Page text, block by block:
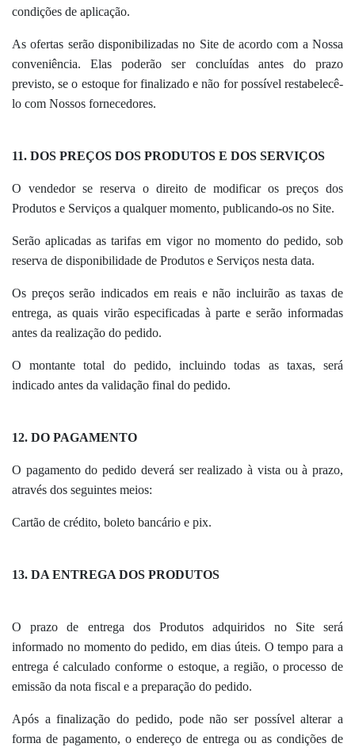
condições de aplicação.
As ofertas serão disponibilizadas no Site de acordo com a Nossa
conveniência. Elas poderão ser concluídas antes do prazo
previsto, se o estoque for finalizado e não for possível restabelecê-
lo com Nossos fornecedores.
11. DOS PREÇOS DOS PRODUTOS E DOS SERVIÇOS
O vendedor se reserva o direito de modificar os preços dos
Produtos e Serviços a qualquer momento, publicando-os no Site.
Serão aplicadas as tarifas em vigor no momento do pedido, sob
reserva de disponibilidade de Produtos e Serviços nesta data.
Os preços serão indicados em reais e não incluirão as taxas de
entrega, as quais virão especificadas à parte e serão informadas
antes da realização do pedido.
O montante total do pedido, incluindo todas as taxas, será
indicado antes da validação final do pedido.
12. DO PAGAMENTO
O pagamento do pedido deverá ser realizado à vista ou à prazo,
através dos seguintes meios:
Cartão de crédito, boleto bancário e pix.
13. DA ENTREGA DOS PRODUTOS
O prazo de entrega dos Produtos adquiridos no Site será
informado no momento do pedido, em dias úteis. O tempo para a
entrega é calculado conforme o estoque, a região, o processo de
emissão da nota fiscal e a preparação do pedido.
Após a finalização do pedido, pode não ser possível alterar a
forma de pagamento, o endereço de entrega ou as condições de